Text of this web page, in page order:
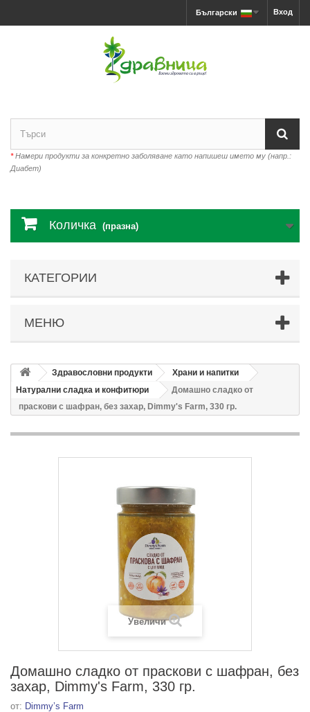
Вход
Български
*Намери продукти за конкретно заболяване като напишеш името му (напр.:
Диабет)
Количка (празна)
КАТЕГОРИИ
МЕНЮ
Здравословни продукти
Храни и напитки
Натурални сладка и конфитюри
Домашно сладко от
праскови с шафран, без захар, Dimmy's Farm, 330 гр.
Увеличи
Домашно сладко от праскови с шафран, без
захар, Dimmy's Farm, 330 гр.
от: Dimmy’s Farm